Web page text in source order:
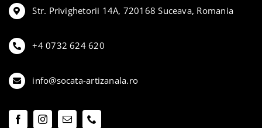
Str. Privighetorii 14A, 720168 Suceava, Romania
+4 0732 624 620
info@socata-artizanala.ro